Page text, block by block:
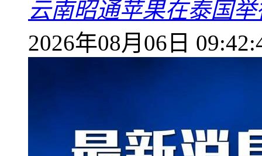
云南昭通苹果在泰国
2026年08月06日